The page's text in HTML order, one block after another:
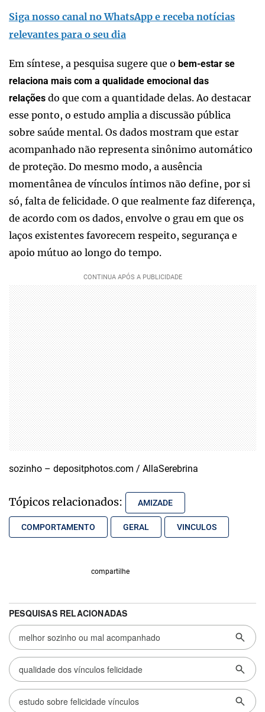
Siga nosso canal no WhatsApp e receba notícias
relevantes para o seu dia
Em síntese, a pesquisa sugere que o bem-estar se
relaciona mais com a qualidade emocional das
relações do que com a quantidade delas. Ao destacar
esse ponto, o estudo amplia a discussão pública
sobre saúde mental. Os dados mostram que estar
acompanhado não representa sinônimo automático
de proteção. Do mesmo modo, a ausência
momentânea de vínculos íntimos não define, por si
só, falta de felicidade. O que realmente faz diferença,
de acordo com os dados, envolve o grau em que os
laços existentes favorecem respeito, segurança e
apoio mútuo ao longo do tempo.
sozinho – depositphotos.com / AllaSerebrina
Tópicos relacionados: AMIZADE
COMPORTAMENTO GERAL VINCULOS
compartilhe